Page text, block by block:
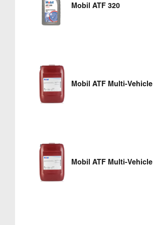
Mobil ATF 320
Mobil ATF Multi-Vehicle
Mobil ATF Multi-Vehicle